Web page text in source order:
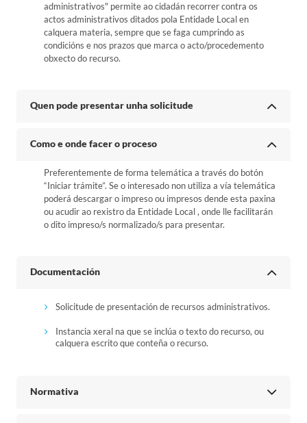
administrativos" permite ao cidadán recorrer contra os
actos administrativos ditados pola Entidade Local en
calquera materia, sempre que se faga cumprindo as
condicións e nos prazos que marca o acto/procedemento
obxecto do recurso.
Quen pode presentar unha solicitude
Como e onde facer o proceso
Preferentemente de forma telemática a través do botón
“Iniciar trámite”. Se o interesado non utiliza a vía telemática
poderá descargar o impreso ou impresos dende esta paxina
ou acudir ao rexistro da Entidade Local , onde lle facilitarán
o dito impreso/s normalizado/s para presentar.
Documentación
Solicitude de presentación de recursos administrativos.
Instancia xeral na que se inclúa o texto do recurso, ou
calquera escrito que conteña o recurso.
Normativa